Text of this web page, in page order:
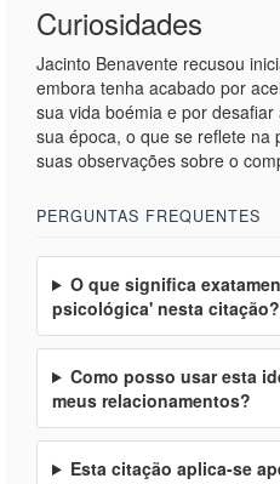
Curiosidades
Jacinto Benavente recusou
embora tenha acabado por
sua vida boémia e por
sua época, o que se reflete na
suas observações sobre o
PERGUNTAS FREQUENTES
O que significa
psicológica' nesta citação?
Como posso usar esta
meus relacionamentos?
Esta citação aplica-se